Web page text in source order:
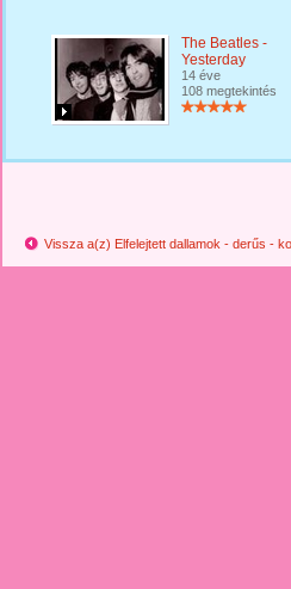
The Beatles -
Yesterday
14 éve
108 megtekintés
Vissza a(z) Elfelejtett dallamok - derűs -